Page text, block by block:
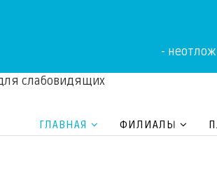
-
слабовидящих
ГЛАВНАЯ ФИЛИАЛЫ